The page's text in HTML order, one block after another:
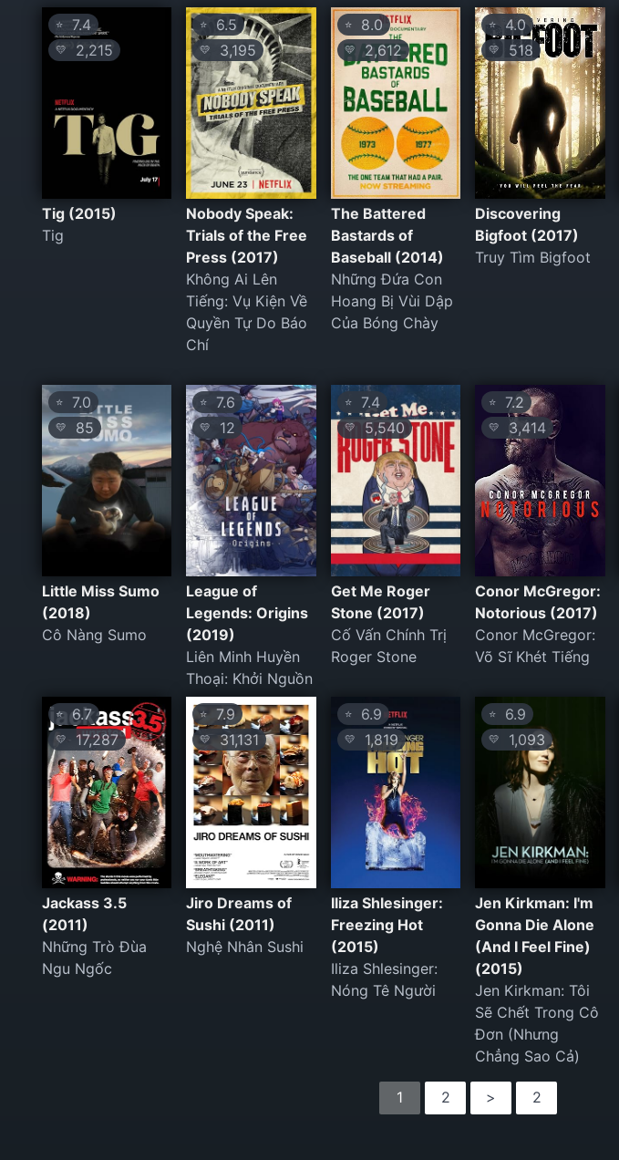
⭐ 7.4
💛 2,215
Tig (2015)
Tig
⭐ 6.5
💛 3,195
Nobody Speak:
Trials of the Free
Press (2017)
Không Ai Lên
Tiếng: Vụ Kiện Về
Quyền Tự Do Báo
Chí
⭐8.0
💛 2,612
The Battered
Bastards of
Baseball (2014)
Những Đứa Con
Hoang Bị Vùi Dập
Của Bóng Chày
⭐ 4.0
💛 518
Discovering
Bigfoot (2017)
Truy Tìm Bigfoot
⭐ 7.0
💛 85
Little Miss Sumo
(2018)
Cô Nàng Sumo
⭐ 7.6
💛 12
League of
Legends: Origins
(2019)
Liên Minh Huyền
Thoại: Khởi Nguồn
⭐7.4
💛 5,540
Get Me Roger
Stone (2017)
Cố Vấn Chính Trị
Roger Stone
⭐ 7.2
💛 3,414
Conor McGregor:
Notorious (2017)
Conor McGregor:
Võ Sĩ Khét Tiếng
⭐6.7
💛 17,287
Jackass 3.5
(2011)
Những Trò Đùa
Ngu Ngốc
⭐ 7.9
💛 31,131
Jiro Dreams of
Sushi (2011)
Nghệ Nhân Sushi
⭐6.9
💛 1,819
Iliza Shlesinger:
Freezing Hot
(2015)
Iliza Shlesinger:
Nóng Tê Người
⭐ 6.9
💛 1,093
Jen Kirkman: I'm
Gonna Die Alone
(And I Feel Fine)
(2015)
Jen Kirkman: Tôi
Sẽ Chết Trong Cô
Đơn (Nhưng
Chẳng Sao Cả)
1 2 > 2